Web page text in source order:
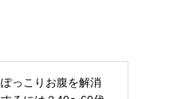
ぽっこりお腹を解消